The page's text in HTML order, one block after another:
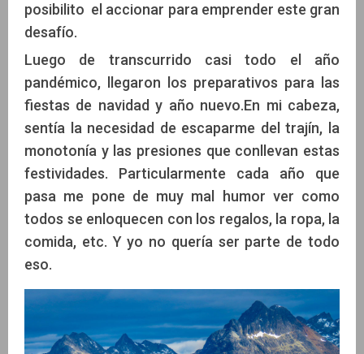
posibilito el accionar para emprender este gran
desafío.
Luego de transcurrido casi todo el año
pandémico, llegaron los preparativos para las
fiestas de navidad y año nuevo.En mi cabeza,
sentía la necesidad de escaparme del trajín, la
monotonía y las presiones que conllevan estas
festividades. Particularmente cada año que
pasa me pone de muy mal humor ver como
todos se enloquecen con los regalos, la ropa, la
comida, etc. Y yo no quería ser parte de todo
eso.